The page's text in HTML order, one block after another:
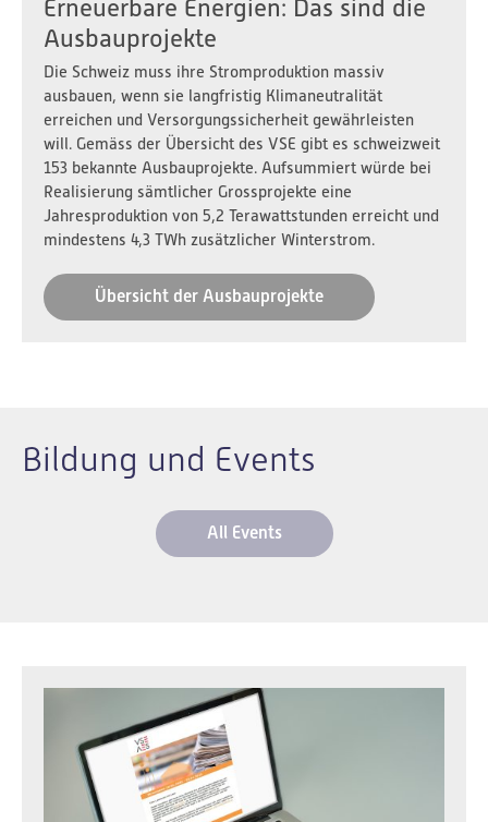
Erneuerbare Energien: Das sind die
Ausbauprojekte
Die Schweiz muss ihre Stromproduktion massiv
ausbauen, wenn sie langfristig Klimaneutralität
erreichen und Versorgungssicherheit gewährleisten
will. Gemäss der Übersicht des VSE gibt es schweizweit
153 bekannte Ausbauprojekte. Aufsummiert würde bei
Realisierung sämtlicher Grossprojekte eine
Jahresproduktion von 5,2 Terawattstunden erreicht und
mindestens 4,3 TWh zusätzlicher Winterstrom.
Übersicht der Ausbauprojekte
Bildung und Events
All Events